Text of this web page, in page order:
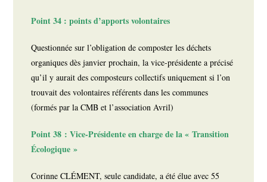
Point 34 : points d’apports volontaires
Questionnée sur l’obligation de composter les déchets
organiques dès janvier prochain, la vice-présidente a précisé
qu’il y aurait des composteurs collectifs uniquement si l’on
trouvait des volontaires référents dans les communes
(formés par la CMB et l’association Avril)
Point 38 : Vice-Présidente en charge de la « Transition
Écologique »
Corinne CLÉMENT, seule candidate, a été élue avec 55